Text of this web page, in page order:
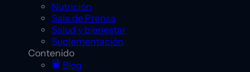
Nutrición
Sala de Prensa
Salud y bienestar
Suplementación
Contenido
Blog